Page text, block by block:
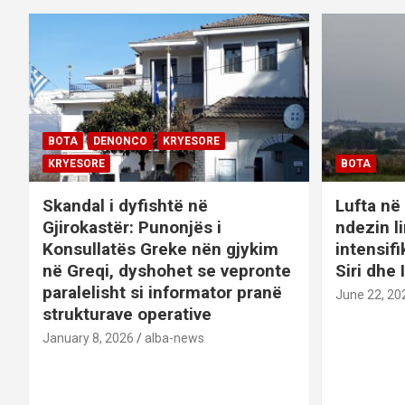
BOTA DENONCO
KRYESORE
KRYESORE
Skandal i dyfishtë në
Gjirokastër: Punonjës i
Konsullatës Greke nën gjykim
në Greqi, dyshohet se vepronte
paralelisht si informator pranë
strukturave operative
January 8, 2026 alba-news
BOTA
Lufta
ndezin
Siri dhe
June 22,